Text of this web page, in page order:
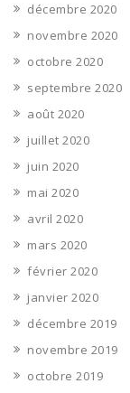
décembre 2020
novembre 2020
octobre 2020
septembre 2020
août 2020
juillet 2020
juin 2020
mai 2020
avril 2020
mars 2020
février 2020
janvier 2020
décembre 2019
novembre 2019
octobre 2019